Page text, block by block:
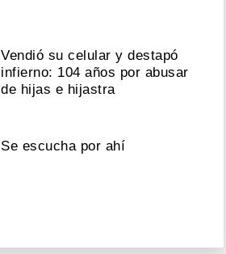
Vendió su celular y destapó
infierno: 104 años por abusar
de hijas e hijastra
Se escucha por ahí